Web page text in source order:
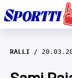
EM-
JÄÄKIEKKO
RALLI